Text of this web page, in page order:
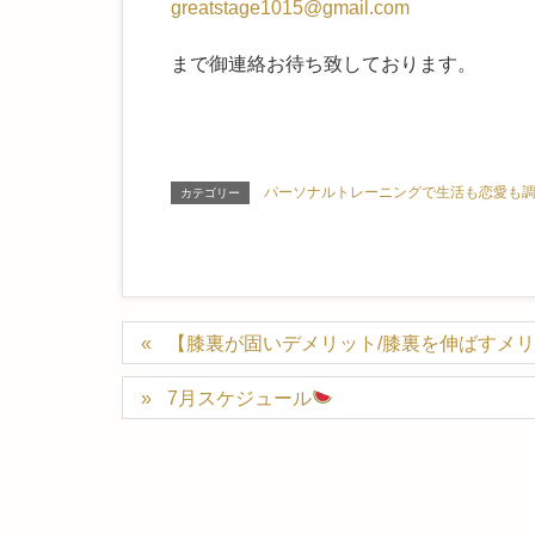
greatstage1015@gmail.com
まで御連絡お待ち致しております。
カテゴリー パーソナルトレーニングで生活も恋愛も
【膝裏が固いデメリット/膝裏を伸ばすメリ
7月スケジュール